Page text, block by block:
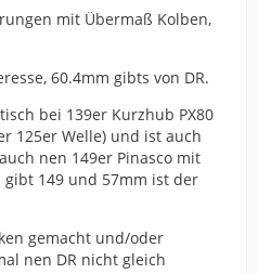
mit Übermaß Kolben,
60.4mm gibts von DR.
bei 139er Kurzhub PX80
125er Welle) und ist auch
nen 149er Pinasco mit
gibt 149 und 57mm ist der
gemacht und/oder
nen DR nicht gleich